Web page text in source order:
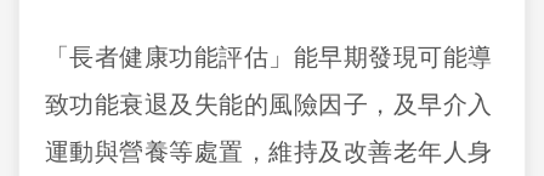
「長者健康功能評估」能早期發現可能導
致功能衰退及失能的風險因子，及早介入
運動與營養等處置，維持及改善老年人身